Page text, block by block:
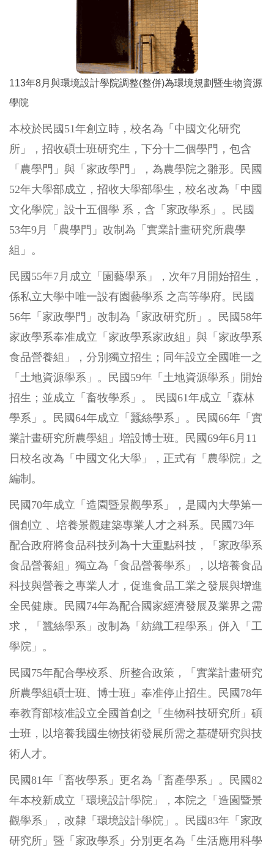
113年8月與環境設計學院調整(整併)為環境規劃暨生物資源
學院
本校於民國51年創立時，校名為「中國文化研究
所」，招收碩士班研究生，下分十二個學門，包含
「農學門」與「家政學門」，為農學院之雛形。民國
52年大學部成立，招收大學部學生，校名改為「中國
文化學院」設十五個學 系，含「家政學系」。民國
53年9月「農學門」改制為「實業計畫研究所農學
組」。
民國55年7月成立「園藝學系」，次年7月開始招生，
係私立大學中唯一設有園藝學系 之高等學府。民國
56年「家政學門」改制為「家政研究所」。民國58年
家政學系奉准成立「家政學系家政組」與「家政學系
食品營養組」，分別獨立招生；同年設立全國唯一之
「土地資源學系」。民國59年「土地資源學系」開始
招生；並成立「畜牧學系」。 民國61年成立「森林
學系」。民國64年成立「蠶絲學系」。民國66年「實
業計畫研究所農學組」增設博士班。民國69年6月11
日校名改為「中國文化大學」，正式有「農學院」之
編制。
民國70年成立「造園暨景觀學系」，是國內大學第一
個創立 、培養景觀建築專業人才之科系。民國73年
配合政府將食品科技列為十大重點科技，「家政學系
食品營養組」獨立為「食品營養學系」，以培養食品
科技與營養之專業人才，促進食品工業之發展與增進
全民健康。民國74年為配合國家經濟發展及業界之需
求，「蠶絲學系」改制為「紡織工程學系」併入「工
學院」。
民國75年配合學校系、所整合政策，「實業計畫研究
所農學組碩士班、博士班」奉准停止招生。民國78年
奉教育部核准設立全國首創之「生物科技研究所」碩
士班，以培養我國生物技術發展所需之基礎研究與技
術人才。
民國81年「畜牧學系」更名為「畜產學系」。民國82
年本校新成立「環境設計學院」，本院之「造園暨景
觀學系」，改隸「環境設計學院」。民國83年「家政
研究所」暨「家政學系」分別更名為「生活應用科學